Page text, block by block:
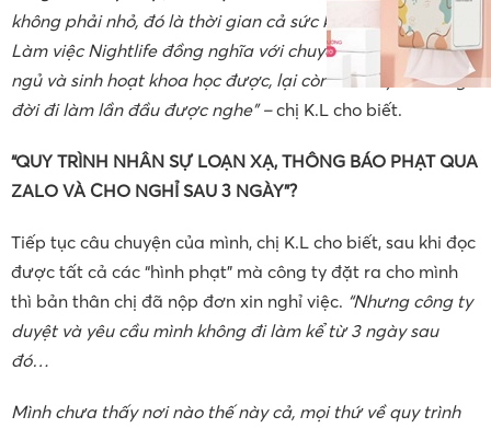
không phải nhỏ, đó là thời gian cả sức khỏe của mình nữa.
Làm việc Nightlife đồng nghĩa với chuyện mình không thể
ngủ và sinh hoạt khoa học được, lại còn trừ vì lý do trong
đời đi làm lần đầu được nghe” –chị K.L cho biết.
“QUY TRÌNH NHÂN SỰ LOẠN XẠ, THÔNG BÁO PHẠT QUA
ZALO VÀ CHO NGHỈ SAU 3 NGÀY”?
Tiếp tục câu chuyện của mình, chị K.L cho biết, sau khi đọc
được tất cả các “hình phạt” mà công ty đặt ra cho mình
thì bản thân chị đã nộp đơn xin nghỉ việc. “Nhưng công ty
duyệt và yêu cầu mình không đi làm kể từ 3 ngày sau
đó…
Mình chưa thấy nơi nào thế này cả, mọi thứ về quy trình